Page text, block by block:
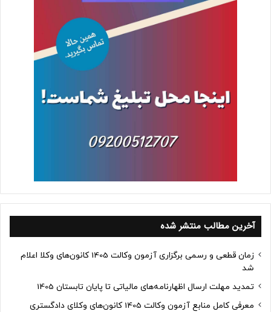
آخرین مطالب منتشر شده
زمان قطعی و رسمی برگزاری آزمون وکالت 1405 کانون‌های وکلا اعلام
شد
تمدید مهلت ارسال اظهارنامه‌های مالیاتی تا پایان تابستان 1405
معرفی کامل منابع آزمون وکالت 1405 کانون‌های وکلای دادگستری